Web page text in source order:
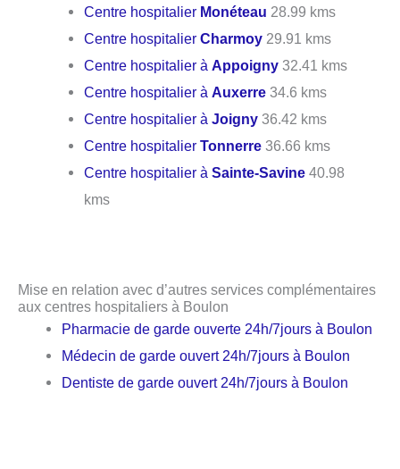
Centre hospitalier Monéteau 28.99 kms
Centre hospitalierCharmoy 29.91 kms
Centre hospitalier à Appoigny 32.41 kms
Centre hospitalier à Auxerre 34.6 kms
Centre hospitalier àJoigny 36.42 kms
Centre hospitalierTonnerre 36.66 kms
Centre hospitalier àSainte-Savine 40.98
kms
Mise en relation avec d’autres services complémentaires
aux centres hospitaliers à Boulon
Pharmacie de garde ouverte 24h/7jours à Boulon
Médecin de garde ouvert 24h/7jours à Boulon
Dentiste de garde ouvert 24h/7jours à Boulon